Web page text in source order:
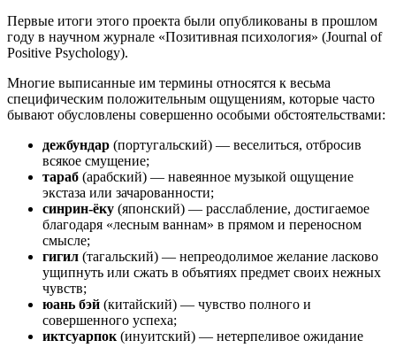
Первые итоги этого проекта были опубликованы в прошлом
году в научном журнале «Позитивная психология» (Journal of
Positive Psychology).
Многие выписанные им термины относятся к весьма
специфическим положительным ощущениям, которые часто
бывают обусловлены совершенно особыми обстоятельствами:
дежбундар (португальский) — веселиться, отбросив
всякое смущение;
тараб (арабский) — навеянное музыкой ощущение
экстаза или зачарованности;
синрин-ёку (японский) — расслабление, достигаемое
благодаря «лесным ваннам» в прямом и переносном
смысле;
гигил (тагальский) — непреодолимое желание ласково
ущипнуть или сжать в объятиях предмет своих нежных
чувств;
юань бэй (китайский) — чувство полного и
совершенного успеха;
иктсуарпок (инуитский) — нетерпеливое ожидание